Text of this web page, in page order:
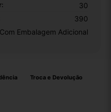
30
390
Com Embalagem Adicional
Troca e Devolução